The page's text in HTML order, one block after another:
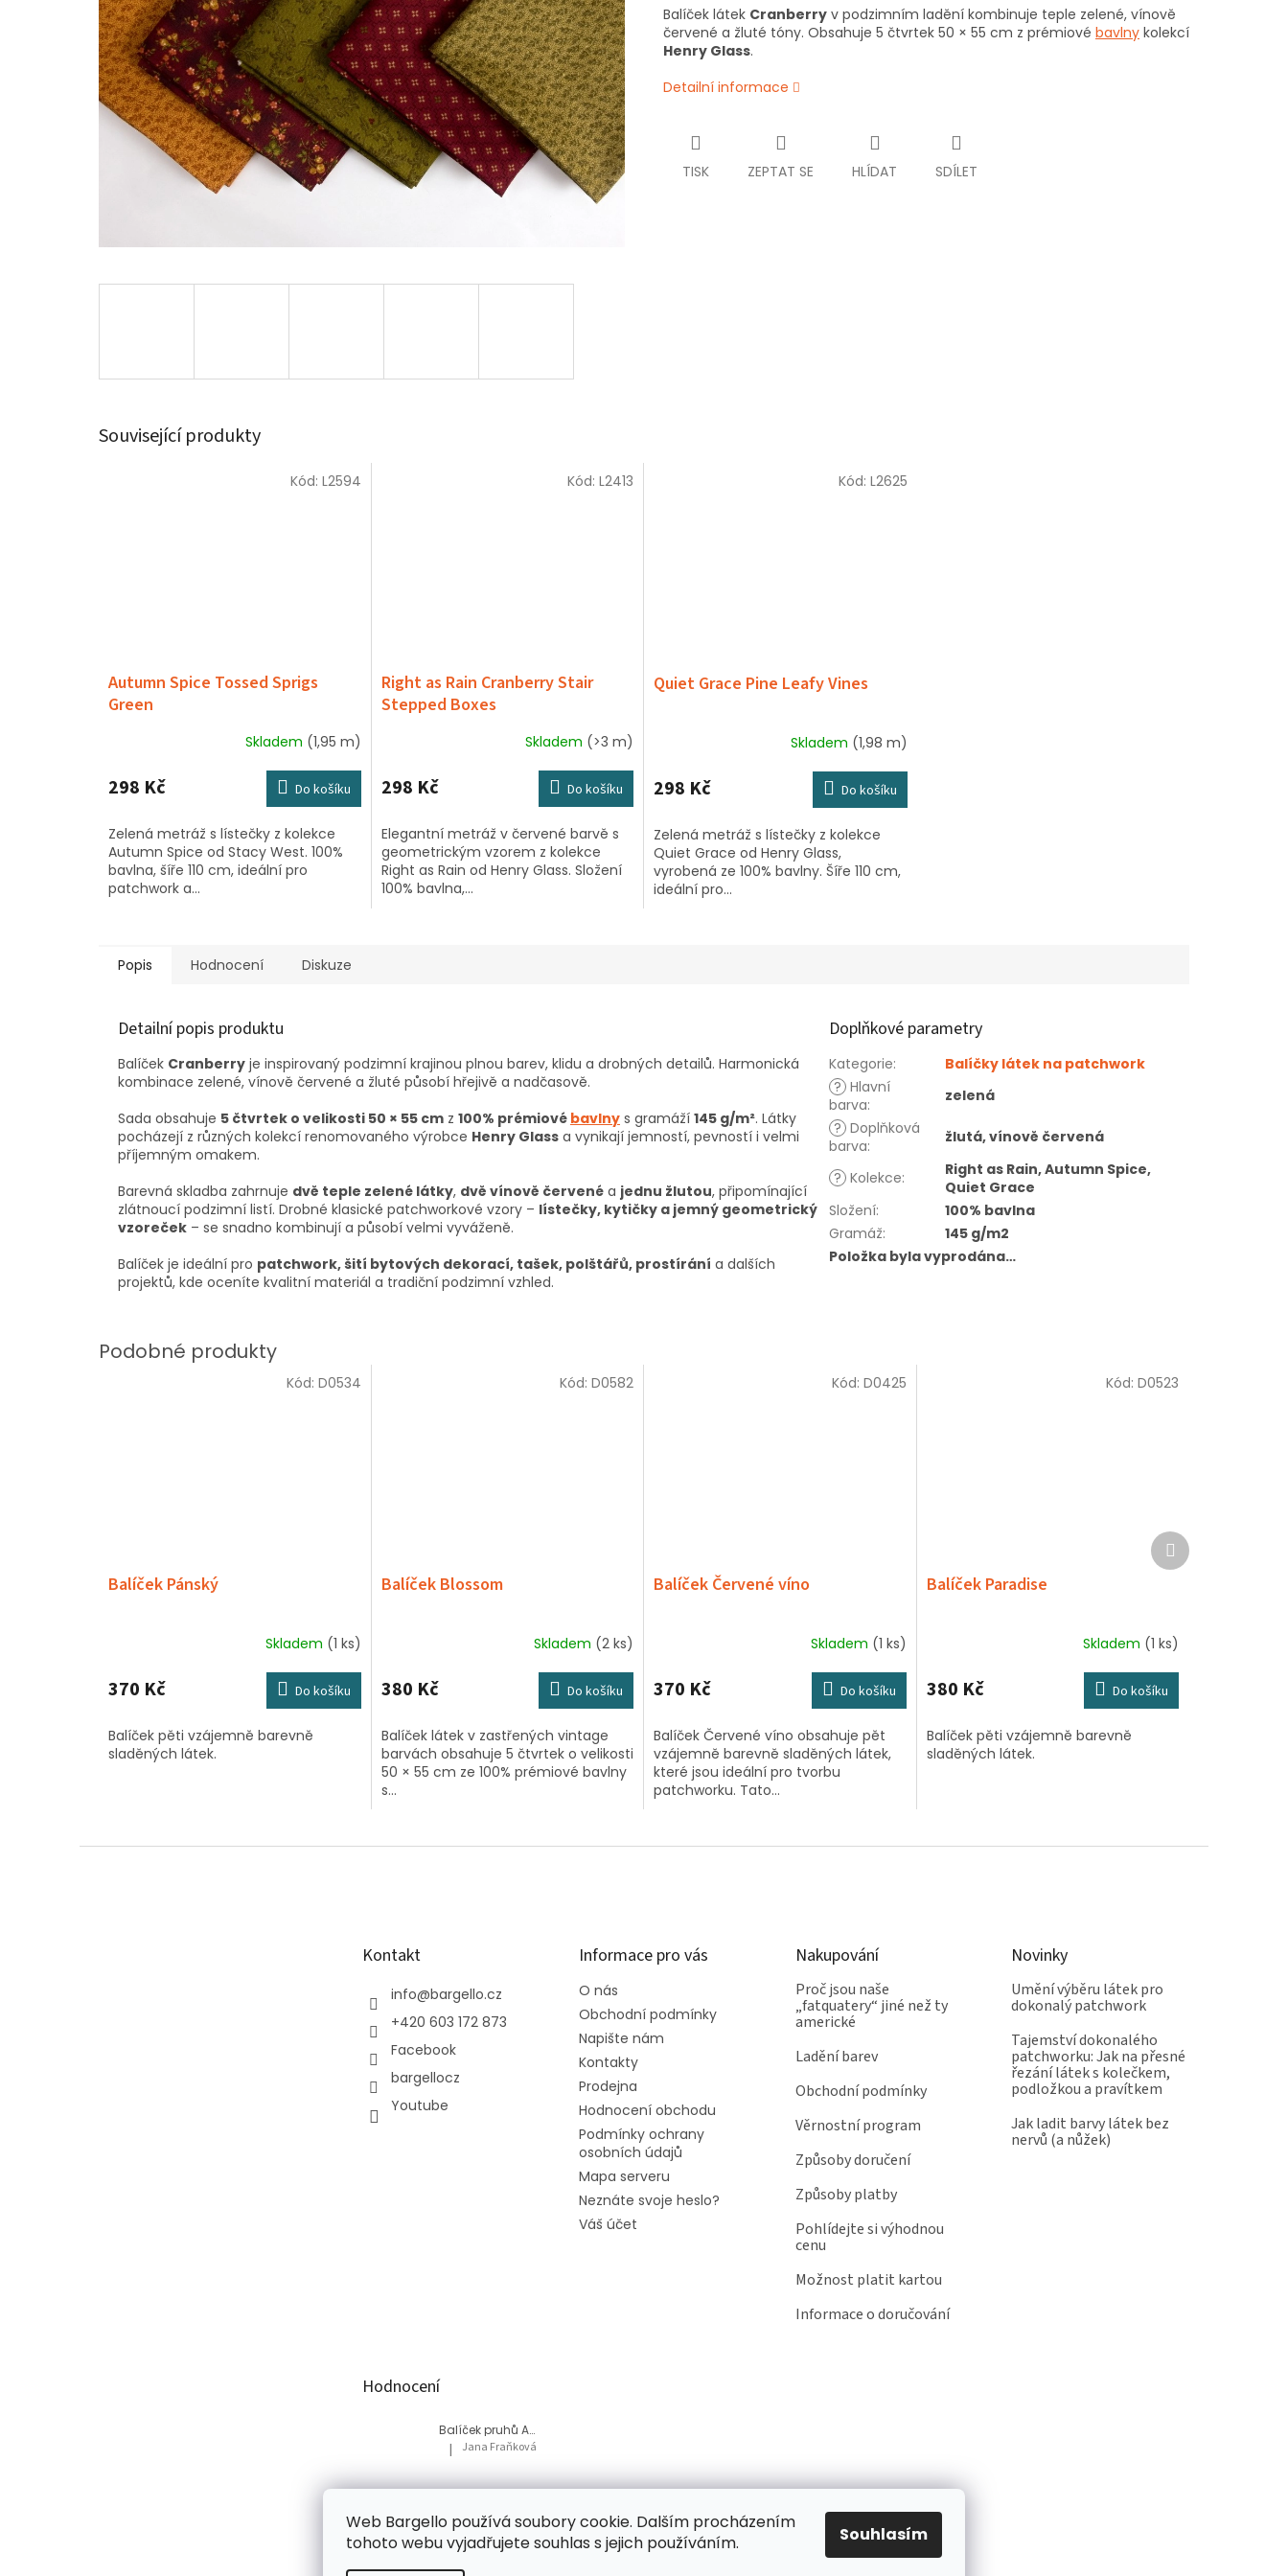
Web Bargello používá soubory cookie. Dalším procházením
tohoto webu vyjadřujete souhlas s jejich používáním.
Souhlasím
Balíček látek Cranberry v podzimním ladění kombinuje teple zelené, vínově
červené a žluté tóny. Obsahuje 5 čtvrtek 50 × 55 cm z prémiové bavlny kolekcí
Henry Glass.
Detailní informace
TISK ZEPTAT SE HLÍDAT SDÍLET
Související produkty
Autumn Spice Tossed Sprigs
Green
Skladem (1,95 m)
298 Kč Do košíku
Zelená metráž s lístečky z kolekce
Autumn Spice od Stacy West. 100%
bavlna, šíře 110 cm, ideální pro
patchwork a...
Kód: L2594
Right as Rain Cranberry Stair
Stepped Boxes
produktu
je
z
5
hvězdiček.
Skladem (>3 m)
298 Kč Do košíku
Elegantní metráž v červené barvě s
geometrickým vzorem z kolekce
Right as Rain od Henry Glass. Složení
100% bavlna,...
Kód: L2413
Quiet Grace Pine Leafy Vines
Skladem (1,98 m)
298 Kč Do košíku
Zelená metráž s lístečky z kolekce
Quiet Grace od Henry Glass,
vyrobená ze 100% bavlny. Šíře 110 cm,
ideální pro...
Kód: L2625
Popis Hodnocení Diskuze
Detailní popis produktu
Balíček Cranberry je inspirovaný podzimní krajinou plnou barev, klidu a drobných detailů. Harmonická
kombinace zelené, vínově červené a žluté působí hřejivě a nadčasově.
Sada obsahuje 5 čtvrtek o velikosti 50 × 55 cm z 100% prémiové bavlny s gramáží 145 g/m². Látky
pocházejí z různých kolekcí renomovaného výrobce Henry Glass a vynikají jemností, pevností i velmi
příjemným omakem.
Barevná skladba zahrnuje dvě teple zelené látky, dvě vínově červené a jednu žlutou, připomínající
zlátnoucí podzimní listí. Drobné klasické patchworkové vzory – lístečky, kytičky a jemný geometrický
vzoreček – se snadno kombinují a působí velmi vyváženě.
Balíček je ideální pro patchwork, šití bytových dekorací, tašek, polštářů, prostírání a dalších
projektů, kde oceníte kvalitní materiál a tradiční podzimní vzhled.
Doplňkové parametry
Kategorie:
Balíčky látek na patchwork
? Hlavní
barva:
zelená
? Doplňková
barva: žlutá, vínově červená
? Kolekce:
Right as Rain, Autumn Spice,
Quiet Grace
Složení:
100% bavlna
Gramáž:
145 g/m2
Položka byla vyprodána…
Balíček Pánský
Skladem (1 ks)
370 Kč Do košíku
Balíček pěti vzájemně barevně
sladěných látek.
Kód: D0534
Balíček Blossom
Skladem (2 ks)
380 Kč Do košíku
Balíček látek v zastřených vintage
barvách obsahuje 5 čtvrtek o velikosti
50 × 55 cm ze 100% prémiové bavlny
s...
Kód: D0582
Balíček Červené víno
Skladem (1 ks)
370 Kč Do košíku
Balíček Červené víno obsahuje pět
vzájemně barevně sladěných látek,
které jsou ideální pro tvorbu
patchworku. Tato...
Kód: D0425
Balíček Paradise
Skladem (1 ks)
380 Kč Do košíku
Balíček pěti vzájemně barevně
sladěných látek.
Kód: D0523
Další
produkt
Kontakt
info@bargello.cz
+420 603 172 873
Facebook
bargellocz
Youtube
Informace pro vás
O nás
Obchodní podmínky
Napište nám
Kontakty
Prodejna
Hodnocení obchodu
Podmínky ochrany
osobních údajů
Mapa serveru
Neznáte svoje heslo?
Váš účet
Nakupování
Proč jsou naše
„fatquatery“ jiné než ty
americké
Ladění barev
Obchodní podmínky
Věrnostní program
Způsoby doručení
Způsoby platby
Pohlídejte si výhodnou
cenu
Možnost platit kartou
Informace o doručování
Novinky
Umění výběru látek pro
dokonalý patchwork
Tajemství dokonalého
patchworku: Jak na přesné
řezání látek s kolečkem,
podložkou a pravítkem
Jak ladit barvy látek bez
nervů (a nůžek)
Hodnocení
Balíček pruhů Akvárium
Hodnocení produktu je 5 z 5 hvězdiček.
| Jana Fraňková
Hodnocení produktu je 5 z 5 hvězdiček.
Tatiana Bacikova